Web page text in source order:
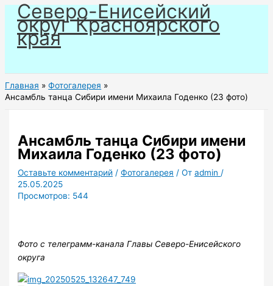
Перейти
содержимому
Северо-Енисейский
округ Красноярского
края
Главная
Фотогалерея
Ансамбль танца Сибири имени Михаила Годенко (23 фото)
Ансамбль танца Сибири имени
Михаила Годенко (23 фото)
Оставьте комментарий /Фотогалерея / Отadmin /
25.05.2025
Просмотров: 544
Фото с телеграмм-канала Главы Северо-Енисейского
округа